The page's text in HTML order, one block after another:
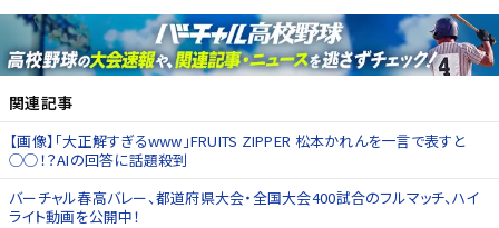
関連記事
【画像】「大正解すぎるwww」FRUITS ZIPPER 松本かれんを一言で表すと
◯◯！？AIの回答に話題殺到
バーチャル春高バレー、都道府県大会・全国大会400試合のフルマッチ、ハイ
ライト動画を公開中！